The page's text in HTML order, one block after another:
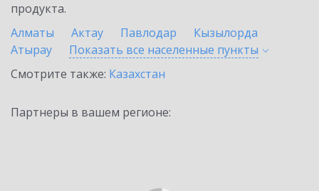
продукта.
Алматы
Актау Павлодар
Кызылорда
Атырау
Показать все населенные пункты
Смотрите также: Казахстан
Партнеры в вашем регионе: